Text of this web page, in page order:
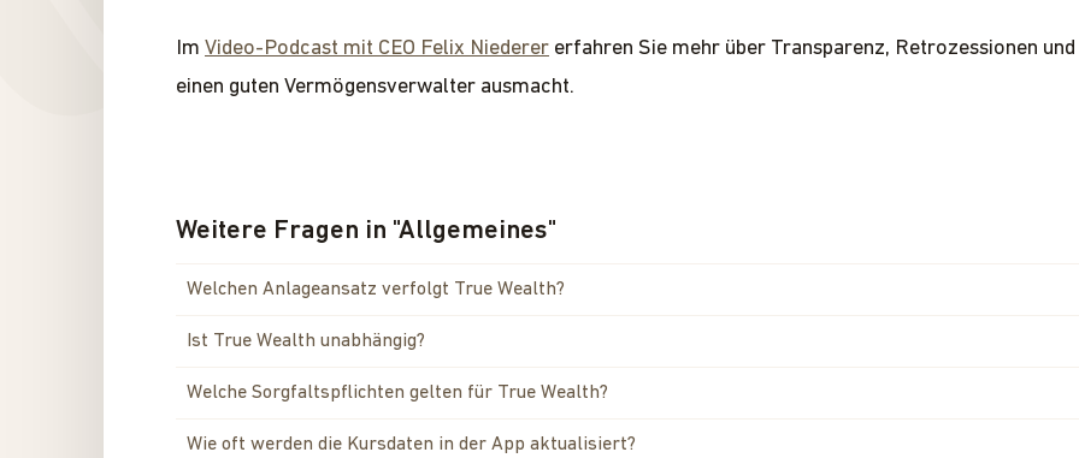
Im Video-Podcast mit CEO Felix Niederer erfahren Sie mehr über Transparenz, Retrozessionen
einen guten Vermögensverwalter ausmacht.
Weitere Fragen in "Allgemeines"
Welchen Anlageansatz verfolgt True Wealth?
Ist True Wealth unabhängig?
Welche Sorgfaltspflichten gelten für True Wealth?
Wie oft werden die Kursdaten in der App aktualisiert?